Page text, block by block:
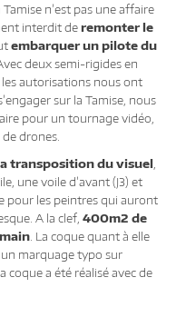
n’est pas une affaire
interdit deremonter le
embarquer un pilote du
deux semi-rigides en
autorisations nous ont
sur la Tamise, nous
pour un tournage vidéo,
de drones.
transposition du visuel
une voile d’avant (J3) et
pour les peintres qui auront
A la clef, 400m2 de
. La coque quant à elle
un marquage typo sur
coque a été réalisé avec de